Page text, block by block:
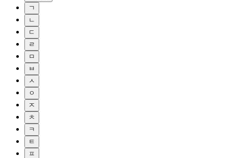
ㄱ
ㄴ
ㄷ
ㄹ
ㅁ
ㅂ
ㅅ
ㅇ
ㅈ
ㅊ
ㅋ
ㅌ
ㅍ